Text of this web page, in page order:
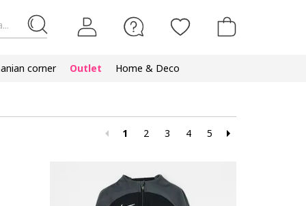
corner Outlet Home & Deco
1 2 3 4 5